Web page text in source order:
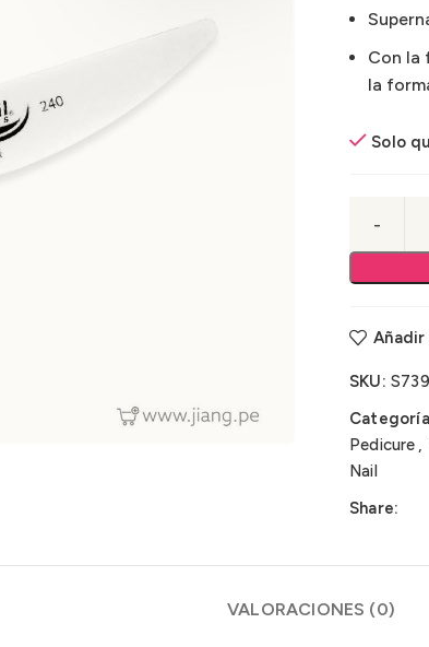
Con la
la
Solo
Añadir
SKU:
Pedicure ,
Nail
Share:
VALORACIONES (0)